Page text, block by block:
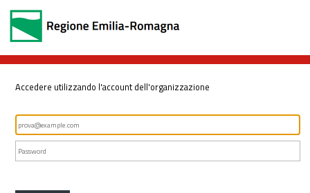
Accedere utilizzando l'account dell'organizzazione